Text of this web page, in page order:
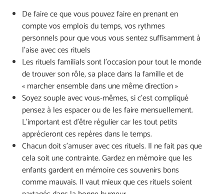
De faire ce que vous pouvez faire en prenant en
compte vos emplois du temps, vos rythmes
personnels pour que vous vous sentez suffisamment à
l’aise avec ces rituels
Les rituels familials sont l’occasion pour tout le monde
de trouver son rôle, sa place dans la famille et de
« marcher ensemble dans une même direction »
Soyez souple avec vous-mêmes, si c’est compliqué
pensez à les espacer ou de les faire mensuellement.
L’important est d’être régulier car les tout petits
apprécieront ces repères dans le temps.
Chacun doit s’amuser avec ces rituels. Il ne fait pas que
cela soit une contrainte. Gardez en mémoire que les
enfants gardent en mémoire ces souvenirs bons
comme mauvais. Il vaut mieux que ces rituels soient